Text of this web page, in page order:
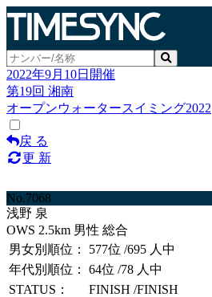
2022年9月10日開催
第19回 湘南
オープンウォータースイミング2022
戻 る
更 新
No.7068
浅野 泉
OWS 2.5km 男性 総合
男女別順位：
577位 /695 人中
年代別順位：
64位 /78 人中
STATUS：
FINISH /FINISH